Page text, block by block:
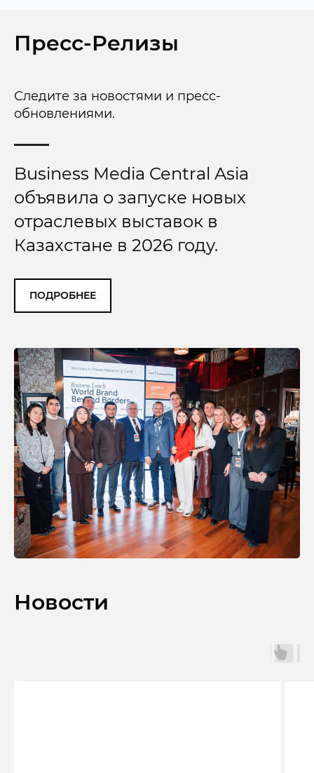
Пресс-Релизы
Следите за новостями и пресс-
обновлениями.
Business Media Central Asia
объявила о запуске новых
отраслевых выставок в
Казахстане в 2026 году.
ПОДРОБНЕЕ
Новости